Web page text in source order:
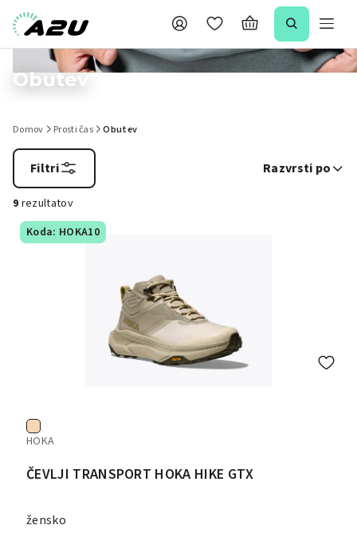
Obutev
Domov Prosti čas Obutev
Filtri
9 rezultatov
Razvrsti po
Koda: HOKA10
HOKA
ČEVLJI TRANSPORT HOKA HIKE GTX
žensko